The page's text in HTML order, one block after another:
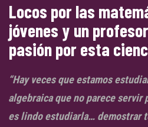
Locos por las
jóvenes y un
pasión por esta
“Hay veces que estamos
algebraica que no parece servir
es lindo estudiarla… demostrar